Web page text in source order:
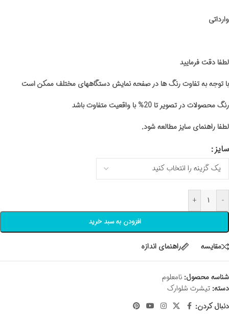
وارداتی
لطفا دقت فرمایید
با توجه به تفاوت رنگ ها در صفحه نمایش دستگاههای مختلف ممکن است
رنگ محصولات در تصویر تا 20% با واقعیت متفاوت باشد
لطفا راهنمای سایز مطالعه شود.
سایز
-
+
افزودن به سبد خرید
مقايسه راهنمای اندازه
شناسه محصول: نامعلوم
دسته: تیشرت شلوارک
دنبال کردن: